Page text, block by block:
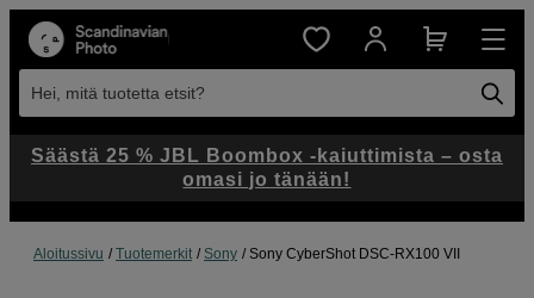
Hei, mitä tuotetta etsit?
Aloitussivu Tuotemerkit Sony Sony CyberShot DSC-RX100 VII
Säästä 25 % JBL Boombox -kaiuttimista – osta
omasi jo tänään!